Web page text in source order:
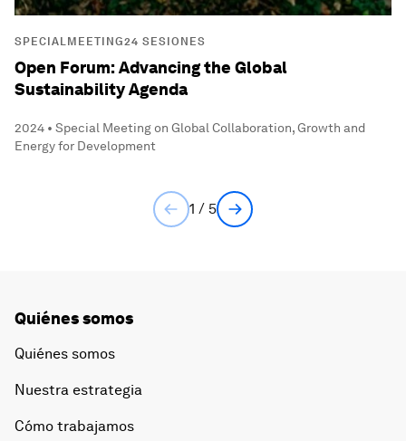
SPECIALMEETING24 SESIONES
Open Forum: Advancing the Global
Sustainability Agenda
2024 • Special Meeting on Global Collaboration, Growth and
Energy for Development
1 / 5
Quiénes somos
Quiénes somos
Nuestra estrategia
Cómo trabajamos